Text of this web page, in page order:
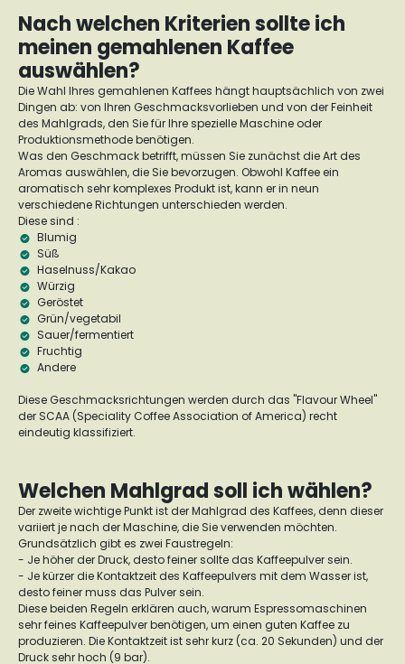
Nach welchen Kriterien sollte ich
meinen gemahlenen Kaffee
auswählen?
Die Wahl Ihres gemahlenen Kaffees hängt hauptsächlich von zwei
Dingen ab: von Ihren Geschmacksvorlieben und von der Feinheit
des Mahlgrads, den Sie für Ihre spezielle Maschine oder
Produktionsmethode benötigen.
Was den Geschmack betrifft, müssen Sie zunächst die Art des
Aromas auswählen, die Sie bevorzugen. Obwohl Kaffee ein
aromatisch sehr komplexes Produkt ist, kann er in neun
verschiedene Richtungen unterschieden werden.
Diese sind :
Blumig
Süß
Haselnuss/Kakao
Würzig
Geröstet
Grün/vegetabil
Sauer/fermentiert
Fruchtig
Andere
Diese Geschmacksrichtungen werden durch das "Flavour Wheel"
der SCAA (Speciality Coffee Association of America) recht
eindeutig klassifiziert.
Welchen Mahlgrad soll ich wählen?
Der zweite wichtige Punkt ist der Mahlgrad des Kaffees, denn dieser
variiert je nach der Maschine, die Sie verwenden möchten.
Grundsätzlich gibt es zwei Faustregeln:
- Je höher der Druck, desto feiner sollte das Kaffeepulver sein.
- Je kürzer die Kontaktzeit des Kaffeepulvers mit dem Wasser ist,
desto feiner muss das Pulver sein.
Diese beiden Regeln erklären auch, warum Espressomaschinen
sehr feines Kaffeepulver benötigen, um einen guten Kaffee zu
produzieren. Die Kontaktzeit ist sehr kurz (ca. 20 Sekunden) und der
Druck sehr hoch (9 bar).